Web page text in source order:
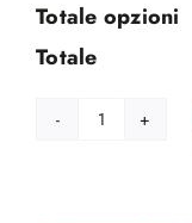
Totale opzioni
Totale
Drappo